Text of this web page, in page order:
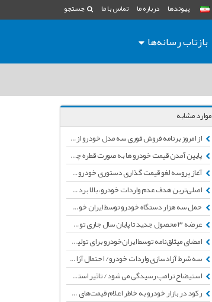
پیوندها درباره ما تماس با ما جستجو
بازتاب رسانه‌ها
موارد مشابه
از امروز برنامه فروش فوری سه مدل خودرو از جمله ۲۰۶ آغاز می شود+ جدول قیمت
پایین آمدن قیمت خودرو ها به صورت قطره چکانی/ انتظار رکود بدتر در بازار خودرو
آغاز پروسه لغو قیمت گذاری دستوری خودرو/ اعلام قیمت جدید ۴ محصول ایران خودرو
اصلی‌ترین هدف عدم واردات خودرو، بالا بردن قیمت‌ خودرو‌های تولید داخل است
حمل سه هزار دستگاه خودرو توسط ایران خودرو برای تحویل به مشتریان در سراسر کشور
عرضه ۳ محصول جدید تا پایان سال جاری توسط ایران خودرو/ عوامل کاهش خودرو از دید وزیر صنعت
امضای میثاق‌نامه‌ توسط ایران‌خودرو برای تولید 2 هزار دستگاه خودرو بدون کسری
سه شرط آزاد‌سازی واردات خودرو/ احتمال آزادسازی واردات خودرو از مناطق آزاد
استیضاح ترامپ رسیدگی می شود/ تاثیر استیضاح بر بازار‌های جهانی
رکود در بازار خودرو به خاطر اعلام قیمت‌های جدید از سوی دو خودروساز/ انتظار کاهش قیمت در روزهای آینده